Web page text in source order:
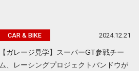
CAR & BIKE 2024.12.21
【ガレージ見学】スーパーGT参戦チー
ム、レーシングプロジェクトバンドウが